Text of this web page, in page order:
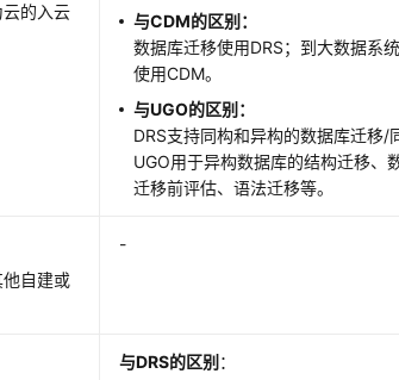
的入云
与CDM的区别：
数据库迁移使用DRS；到大数据系
使用CDM。
与UGO的区别：
DRS支持同构和异构的数据库迁移/
UGO用于异构数据库的结构迁移、
迁移前评估、语法迁移等。
自建或
-
与DRS的区别 ：